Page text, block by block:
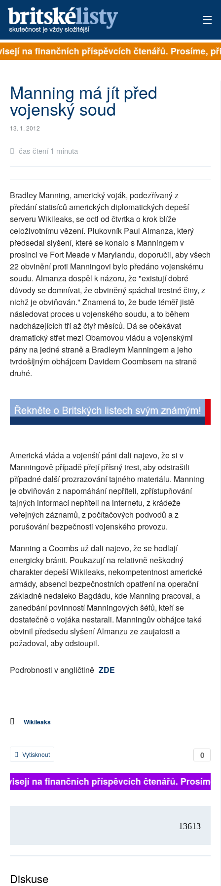
PŘIHLÁSIT
ARCHIV
ROZHOVORY
PŘÍSPĚVKY NA PROVOZ
SOCIÁLNÍ SÍTĚ
RUBRIKY
PLNÁ VERZE STRÁNEK
na finančních příspěvcích čtenářů. Prosíme,
Manning má jít před
vojenský soud
13. 1. 2012
čas čtení 1 minuta
Bradley Manning, americký voják, podezřívaný z
předání statisíců amerických diplomatických depeší
serveru Wikileaks, se octl od čtvrtka o krok blíže
celoživotnímu vězení. Plukovník Paul Almanza, který
předsedal slyšení, které se konalo s Manningem v
prosinci ve Fort Meade v Marylandu, doporučil, aby všech
22 obvinění proti Manningovi bylo předáno vojenskému
soudu. Almanza dospěl k názoru, že "existují dobré
důvody se domnívat, že obviněný spáchal trestné činy, z
nichž je obviňován." Znamená to, že bude téměř jistě
následovat proces u vojenského soudu, a to během
nadcházejících tří až čtyř měsíců. Dá se očekávat
dramatický střet mezi Obamovou vládu a vojenskými
pány na jedné straně a Bradleym Manningem a jeho
tvrdošíjným obhájcem Davidem Coombsem na straně
druhé.
Americká vláda a vojenští páni dali najevo, že si v
Manningově případě přejí přísný trest, aby odstrašili
případné další prozrazování tajného materiálu. Manning
je obviňován z napomáhání nepříteli, zpřístupňování
tajných informací nepříteli na internetu, z krádeže
veřejných záznamů, z počítačových podvodů a z
porušování bezpečnosti vojenského provozu.
Manning a Coombs už dali najevo, že se hodlají
energicky bránit. Poukazují na relativně neškodný
charakter depeší Wikileaks, nekompetentnost americké
armády, absenci bezpečnostních opatření na operační
základně nedaleko Bagdádu, kde Manning pracoval, a
zanedbání povinností Manningových šéfů, kteří se
dostatečně o vojáka nestarali. Manningův obhájce také
obvinil předsedu slyšení Almanzu ze zaujatosti a
požadoval, aby odstoupil.
Podrobnosti v angličtině ZDE
Wikileaks
0
Vytisknout
na finančních příspěvcích čtenářů. Prosíme,
13613
Diskuse